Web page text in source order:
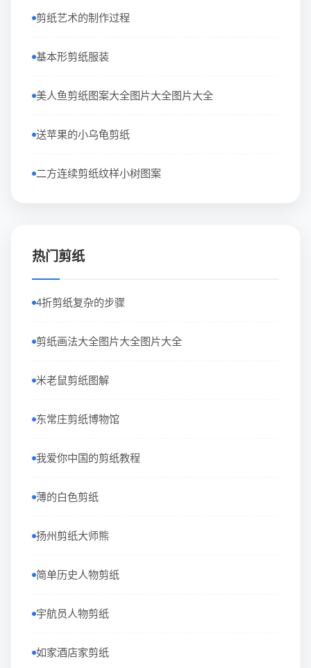
剪纸艺术的制作过程
基本形剪纸服装
美人鱼剪纸图案大全图片大全图片大全
送苹果的小乌龟剪纸
二方连续剪纸纹样小树图案
热门剪纸
4折剪纸复杂的步骤
剪纸画法大全图片大全图片大全
米老鼠剪纸图解
东常庄剪纸博物馆
我爱你中国的剪纸教程
薄的白色剪纸
扬州剪纸大师熊
简单历史人物剪纸
宇航员人物剪纸
如家酒店家剪纸